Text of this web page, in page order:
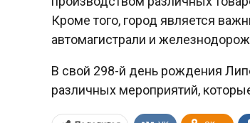
Кроме того, город является
автомагистрали и
В свой 298-й день рождения
различных мероприятий,